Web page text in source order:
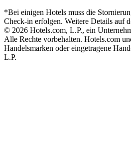
*Bei einigen Hotels muss die
Check-in erfolgen. Weitere Details auf
© 2026 Hotels.com, L.P., ein
Alle Rechte vorbehalten. Hotels.com
Handelsmarken oder eingetragene
L.P.